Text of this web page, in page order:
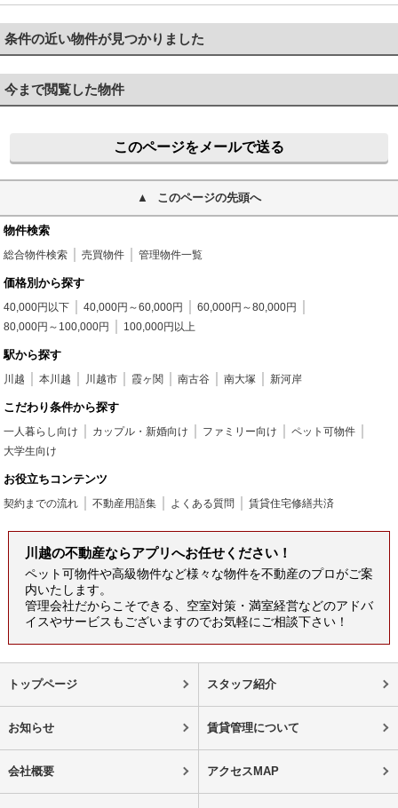
条件の近い物件が見つかりました
今まで閲覧した物件
このページをメールで送る
このページの先頭へ
物件検索
総合物件検索 売買物件 管理物件一覧
価格別から探す
40,000円以下 40,000円～60,000円
60,000円～80,000円
80,000円～100,000円
100,000円以上
駅から探す
川越 本川越 川越市 霞ヶ関 南古谷 南大塚 新河岸
こだわり条件から探す
一人暮らし向け カップル・新婚向け ファミリー向け
ペット可物件
大学生向け
お役立ちコンテンツ
契約までの流れ 不動産用語集 よくある質問 賃貸住宅修繕共済
川越の不動産ならアプリへお任せください！
ペット可物件や高級物件など様々な物件を不動産のプロがご案
内いたします。
管理会社だからこそできる、空室対策・満室経営などのアドバ
イスやサービスもございますのでお気軽にご相談下さい！
トップページ スタッフ紹介
お知らせ 賃貸管理について
会社概要 アクセスMAP